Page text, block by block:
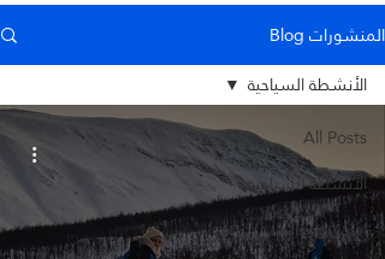
المنشورات Blog
All Posts
الأنشطة السياحية
اماكن ومعالم
الأنشطة السياحية